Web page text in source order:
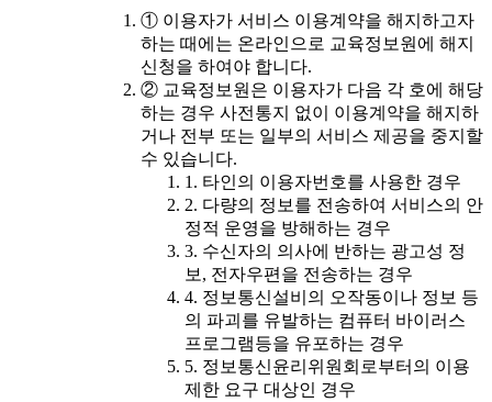
① 이용자가 서비스 이용계약을 해지하고자
하는 때에는 온라인으로 교육정보원에 해지
신청을 하여야 합니다.
② 교육정보원은 이용자가 다음 각 호에 해당
하는 경우 사전통지 없이 이용계약을 해지하
거나 전부 또는 일부의 서비스 제공을 중지할
수 있습니다.
1. 타인의 이용자번호를 사용한 경우
2. 다량의 정보를 전송하여 서비스의 안
정적 운영을 방해하는 경우
3. 수신자의 의사에 반하는 광고성 정
보, 전자우편을 전송하는 경우
4. 정보통신설비의 오작동이나 정보 등
의 파괴를 유발하는 컴퓨터 바이러스
프로그램등을 유포하는 경우
5. 정보통신윤리위원회로부터의 이용
제한 요구 대상인 경우